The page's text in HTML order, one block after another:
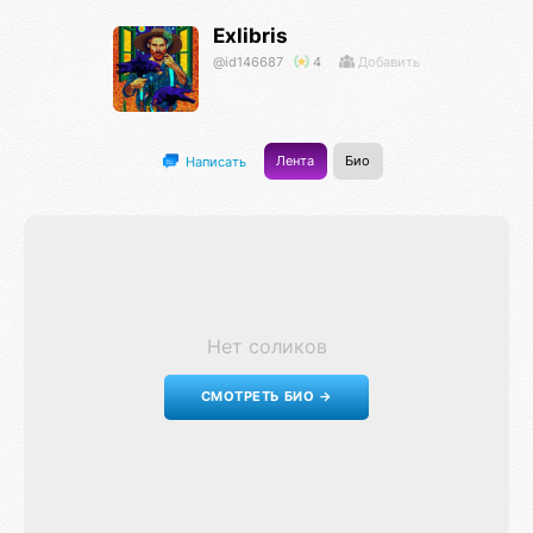
Exlibris
@id146687 4 Добавить
Написать Лента Био
Нет соликов
СМОТРЕТЬ БИО →